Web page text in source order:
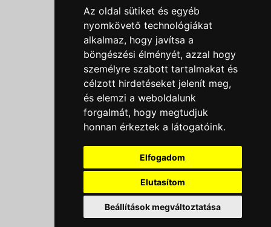
Az oldal sütiket és egyéb
nyomkövető technológiákat
alkalmaz, hogy javítsa a
böngészési élményét, azzal hogy
személyre szabott tartalmakat és
célzott hirdetéseket jelenít meg,
és elemzi a weboldalunk
forgalmát, hogy megtudjuk
honnan érkeztek a látogatóink.
Elfogadom
Elutasítom
Beállítások megváltoztatása
Impresszum
Nyereményjáték szabály
Outlet nap nyereményjáték szabályzat
Süti beállítások
Menü
Ajánlatkérés
Szakmai tippek / Újdonságok
Kapcsolat
Letölthető katalógusok
Rólunk
Szállítás